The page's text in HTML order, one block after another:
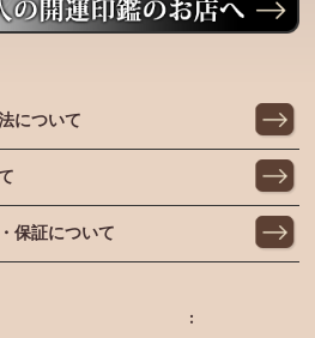
について
保証について
: